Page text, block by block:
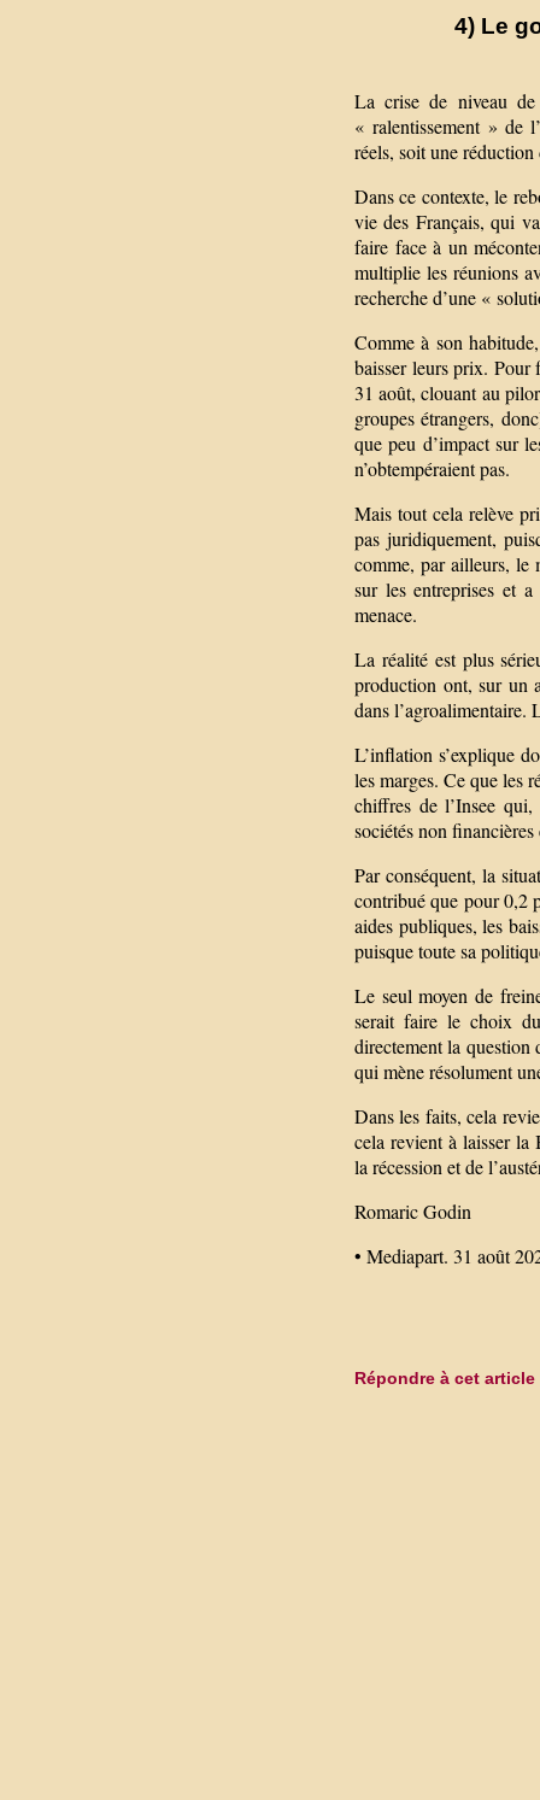
4) Le
La crise de niveau
« ralentissement » de
réels, soit une
Dans ce contexte, le
vie des Français, qui
faire face à un
multiplie les réunions
recherche d’une «
Comme à son
baisser leurs prix. Pour
31 août, clouant au
groupes étrangers,
que peu d’impact sur
n’obtempéraient pas.
Mais tout cela relève
pas juridiquement,
comme, par ailleurs, le
sur les entreprises et
menace.
La réalité est plus
production ont, sur un
dans l’agroalimentaire.
L’inflation s’explique
les marges. Ce que les
chiffres de l’Insee
sociétés non
Par conséquent, la
contribué que pour 0,2
aides publiques, les
puisque toute sa
Le seul moyen de
serait faire le choix
directement la question
qui mène résolument
Dans les faits, cela
cela revient à laisser
la récession et de
Romaric Godin
• Mediapart. 31 août
Répondre à cet article